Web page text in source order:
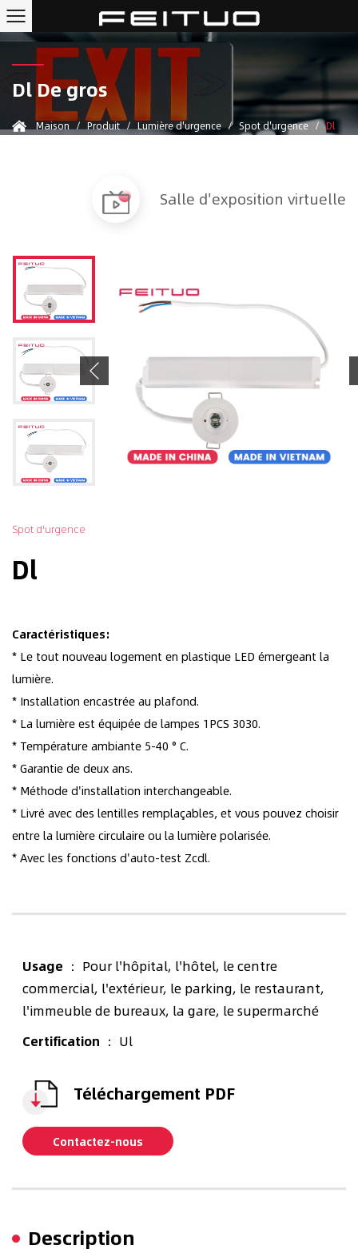
Dl De gros
Maison / Produit / Lumière d'urgence / Spot d'urgence / Dl
Salle d'exposition virtuelle
Previous
Spot d'urgence
Dl
Caractéristiques:
* Le tout nouveau logement en plastique LED émergeant la
lumière.
* Installation encastrée au plafond.
* La lumière est équipée de lampes 1PCS 3030.
* Température ambiante 5-40 ° C.
* Garantie de deux ans.
* Méthode d'installation interchangeable.
* Livré avec des lentilles remplaçables, et vous pouvez choisir
entre la lumière circulaire ou la lumière polarisée.
* Avec les fonctions d'auto-test Zcdl.
Usage ： Pour l'hôpital, l'hôtel, le centre
commercial, l'extérieur, le parking, le restaurant,
l'immeuble de bureaux, la gare, le supermarché
Certification ： Ul
Téléchargement PDF
Contactez-nous
Description